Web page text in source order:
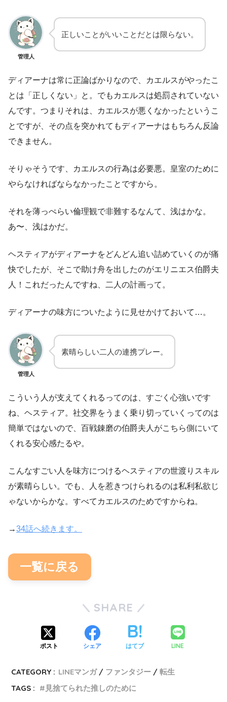
管理人
正しいことがいいことだとは限らない。
ディアーナは常に正論ばかりなので、カエルスがやったこ
とは「正しくない」と。でもカエルスは処罰されていない
んです。つまりそれは、カエルスが悪くなかったというこ
とですが、その点を突かれてもディアーナはもちろん反論
できません。
そりゃそうです、カエルスの行為は必要悪。皇室のために
やらなければならなかったことですから。
それを薄っぺらい倫理観で非難するなんて、浅はかな。
あ〜、浅はかだ。
ヘスティアがディアーナをどんどん追い詰めていくのが痛
快でしたが、そこで助け舟を出したのがエリニエス伯爵夫
人！これだったんですね、二人の計画って。
ディアーナの味方についたように見せかけておいて…。
管理人
素晴らしい二人の連携プレー。
こういう人が支えてくれるってのは、すごく心強いです
ね、ヘスティア。社交界をうまく乗り切っていくってのは
簡単ではないので、百戦錬磨の伯爵夫人がこちら側にいて
くれる安心感たるや。
こんなすごい人を味方につけるヘスティアの世渡りスキル
が素晴らしい。でも、人を惹きつけられるのは私利私欲じ
ゃないからかな。すべてカエルスのためですからね。
→34話へ続きます。
一覧に戻る
SHARE
ポスト シェア はてブ LINE
CATEGORY : LINEマンガ ファンタジー
転生
TAGS :
見捨てられた推しのために